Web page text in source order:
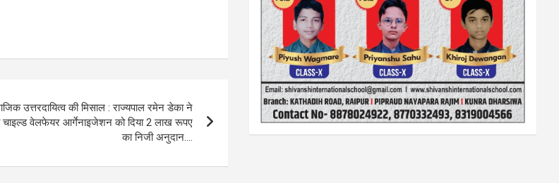
उत्तरदायित्व की मिसाल : राज्यपाल रमेन डेका ने
चाइल्ड वेलफेयर आर्गेनाइजेशन को दिया 2 लाख रूपए
का निजी अनुदान….